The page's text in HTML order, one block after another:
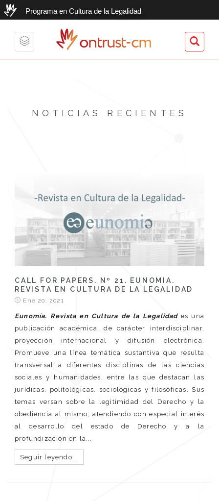
Programa en Cultura de la Legalidad
Toggle
ontrust-cm
NOTICIAS RECIENTES
CALL FOR PAPERS. Nº 21. EUNOMIA.
REVISTA EN CULTURA DE LA LEGALIDAD
Ene 20, 2021
Eunomía. Revista en Cultura de la Legalidades una
publicación académica, de carácter interdisciplinar,
proyección internacional y difusión electrónica.
Promueve una línea temática sustantiva que resulta
transversal a diferentes disciplinas de las ciencias
sociales y humanidades, entre las que destacan las
jurídicas, politológicas, sociológicas y filosóficas. Sus
temas versan sobre la legitimidad del Derecho y la
obediencia al mismo, atendiendo con especial interés
al desarrollo del estado de Derecho y a la
profundización en la...
Seguir leyendo...